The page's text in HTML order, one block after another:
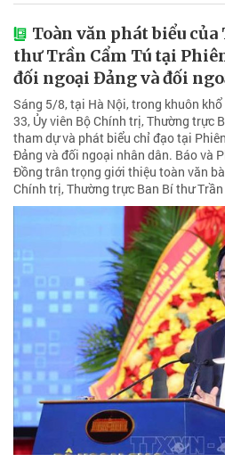
Toàn văn phát biểu
thư Trần Cẩm Tú tại
đối ngoại Đảng và đối
Sáng 5/8, tại Hà Nội, trong khuôn
33, Ủy viên Bộ Chính trị, Thường trực
tham dự và phát biểu chỉ đạo tại
Đảng và đối ngoại nhân dân. Báo và
Đồng trân trọng giới thiệu toàn văn
Chính trị, Thường trực Ban Bí thư Trần